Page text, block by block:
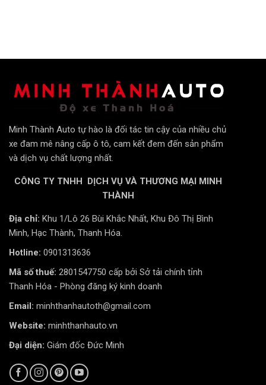
Minh Thành Auto tự hào là đối tác tin cậy của nhiều chủ
xe đam mê nâng cấp ô tô, cam kết đem đến sản phẩm
và dịch vụ chất lượng nhất.
CÔNG TY TNHH DỊCH VỤ VÀ THƯƠNG MẠI MINH
THÀNH
Địa chỉ: Khu 1/Lô 26 Bùi Khắc Nhất, Khu Đô Thị Bình
Minh, Hạc Thành, Thanh Hóa.
Hotline: 0901313636
Mã số thuế: 2801547750 cấp bởi Sở tải chính tỉnh
Thanh Hóa - Phòng đăng ký kinh doanh
Email: minhthanhautoth@gmail.com
Website: minhthanhauto.vn
Đại diện: Giám đốc Đức Minh